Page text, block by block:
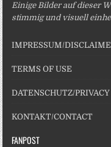
Einige Bilder auf dieser
stimmig und visuell
IMPRESSUM/
TERMS OF USE
DATENSCHUTZ/
KONTAKT/CONTACT
FANPOST